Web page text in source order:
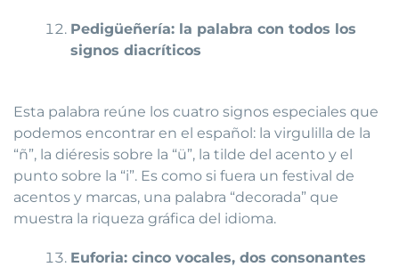
Pedigüeñería: la palabra con todos los
signos diacríticos
Esta palabra reúne los cuatro signos especiales que
podemos encontrar en el español: la virgulilla de la
“ñ”, la diéresis sobre la “ü”, la tilde del acento y el
punto sobre la “i”. Es como si fuera un festival de
acentos y marcas, una palabra “decorada” que
muestra la riqueza gráfica del idioma.
Euforia: cinco vocales, dos consonantes